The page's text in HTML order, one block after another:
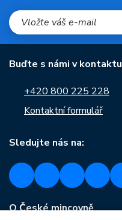
Buďte s námi v kontaktu
+420 800 225 228
Kontaktní formulář
Sledujte nás na:
O České mincovně